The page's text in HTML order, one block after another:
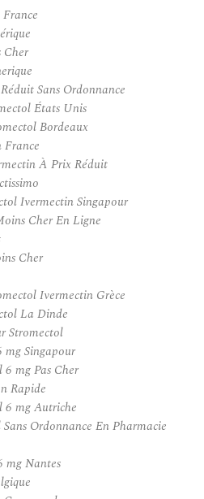
Cher
Sans Ordonnance
États Unis
Bordeaux
France
À Prix Réduit
Ivermectin Singapour
Cher En Ligne
Cher
Ivermectin Grèce
La Dinde
Stromectol
mg Singapour
mg Pas Cher
Rapide
6 mg Autriche
Ordonnance En Pharmacie
mg Nantes